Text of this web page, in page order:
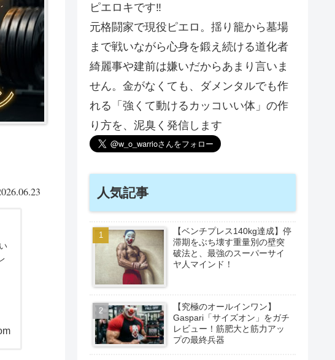
ピエロキです‼️
元格闘家で現役ピエロ。揺り籠から墓場
まで戦いながら心身を鍛え続ける道化者
綺麗事や建前は嫌いだからあまり言いま
せん。金がなくても、ダメンタルでも作
れる「強くて動けるカッコいい体」の作
り方を、泥臭く発信します
人気記事
【ベンチプレス140kg達成】停
滞期をぶち壊す重量別の壁突
破法と、最強のスーパーサイ
ヤ人マインド！
【究極のオールインワン】
Gaspari「サイズオン」をガチ
レビュー！筋肥大と筋力アッ
プの最終兵器